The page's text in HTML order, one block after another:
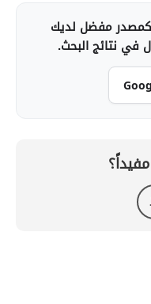
مفضل لديك
في نتائج البحث.